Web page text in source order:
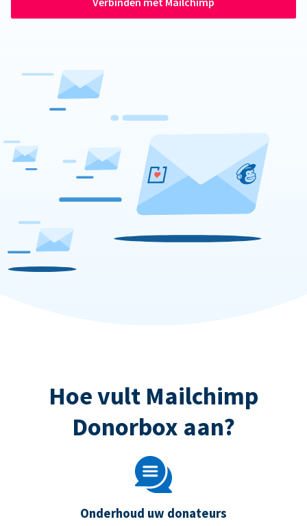
Hoe vult Mailchimp
Donorbox aan?
Onderhoud uw donateurs